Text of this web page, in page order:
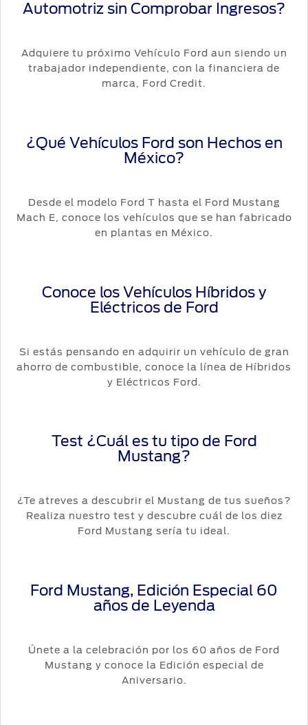
Automotriz sin Comprobar Ingresos?
Adquiere tu próximo Vehículo Ford aun siendo un
trabajador independiente, con la financiera de
marca, Ford Credit.
¿Qué Vehículos Ford son Hechos en
México?
Desde el modelo Ford T hasta el Ford Mustang
Mach E, conoce los vehículos que se han fabricado
en plantas en México.
Conoce los Vehículos Híbridos y
Eléctricos de Ford
Si estás pensando en adquirir un vehículo de gran
ahorro de combustible, conoce la línea de Híbridos
y Eléctricos Ford.
Test ¿Cuál es tu tipo de Ford
Mustang?
¿Te atreves a descubrir el Mustang de tus sueños?
Realiza nuestro test y descubre cuál de los diez
Ford Mustang sería tu ideal.
Ford Mustang, Edición Especial 60
años de Leyenda
Únete a la celebración por los 60 años de Ford
Mustang y conoce la Edición especial de
Aniversario.